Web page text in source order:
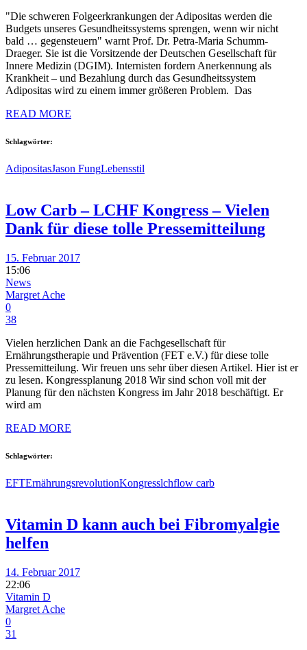
"Die schweren Folgeerkrankungen der Adipositas werden die
Budgets unseres Gesundheitssystems sprengen, wenn wir nicht
bald … gegensteuern" warnt Prof. Dr. Petra-Maria Schumm-
Draeger. Sie ist die Vorsitzende der Deutschen Gesellschaft für
Innere Medizin (DGIM). Internisten fordern Anerkennung als
Krankheit – und Bezahlung durch das Gesundheitssystem
Adipositas wird zu einem immer größeren Problem. Das
READ MORE
Schlagwörter:
AdipositasJason FungLebensstil
Low Carb – LCHF Kongress – Vielen
Dank für diese tolle Pressemitteilung
15. Februar 2017
15:06
News
Margret Ache
0
38
Vielen herzlichen Dank an die Fachgesellschaft für
Ernährungstherapie und Prävention (FET e.V.) für diese tolle
Pressemitteilung. Wir freuen uns sehr über diesen Artikel. Hier ist er
zu lesen. Kongressplanung 2018 Wir sind schon voll mit der
Planung für den nächsten Kongress im Jahr 2018 beschäftigt. Er
wird am
READ MORE
Schlagwörter:
EFTErnährungsrevolutionKongresslchflow carb
Vitamin D kann auch bei Fibromyalgie
helfen
14. Februar 2017
22:06
Vitamin D
Margret Ache
0
31